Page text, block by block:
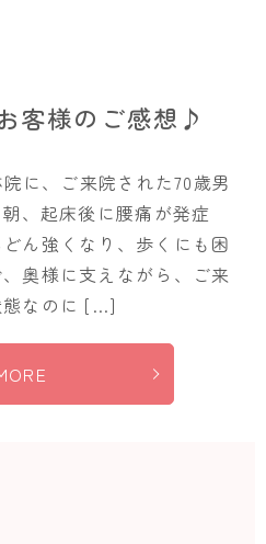
客様のご感想♪
に、ご来院された70歳男
、起床後に腰痛が発症
ん強くなり、歩くにも困
奥様に支えながら、ご来
態なのに […]